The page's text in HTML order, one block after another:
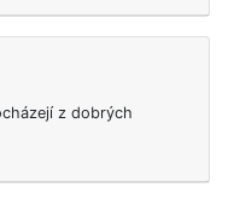
z dobrých